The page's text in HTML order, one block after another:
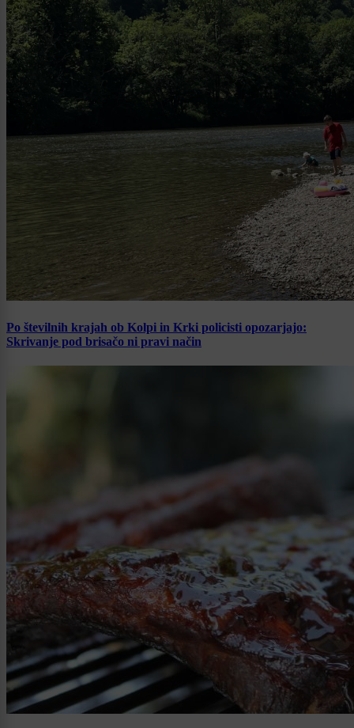
Po številnih krajah ob Kolpi in Krki policisti opozarjajo:
Skrivanje pod brisačo ni pravi način